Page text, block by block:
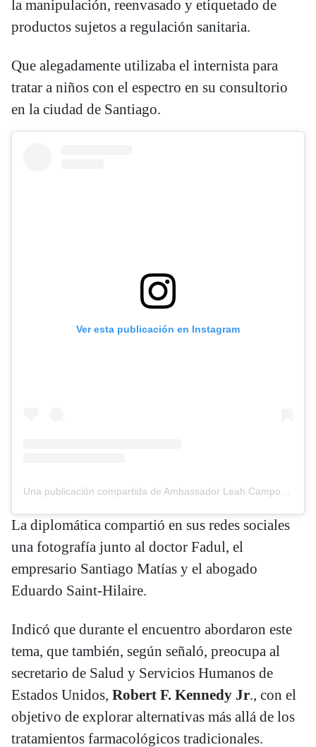
la manipulación, reenvasado y etiquetado de
productos sujetos a regulación sanitaria.
Que alegadamente utilizaba el internista para
tratar a niños con el espectro en su consultorio
en la ciudad de Santiago.
Ver esta publicación en Instagram
La diplomática compartió en sus redes sociales
una fotografía junto al doctor Fadul, el
empresario Santiago Matías y el abogado
Eduardo Saint-Hilaire.
Indicó que durante el encuentro abordaron este
tema, que también, según señaló, preocupa al
secretario de Salud y Servicios Humanos de
Estados Unidos, Robert F. Kennedy Jr., con el
objetivo de explorar alternativas más allá de los
tratamientos farmacológicos tradicionales.